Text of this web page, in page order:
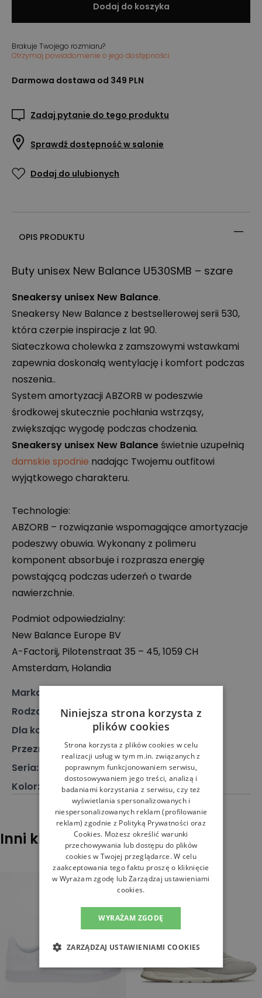
Dodaj do koszyka
Brakuje Twojego rozmiaru?
Otrzymaj powiadomienie o jego dostępności
Darmowa dostawa od 349 PLN
Zadaj pytanie do tego produktu
Sprawdź dostępność w salonie
Dodaj do ulubionych
OPIS PRODUKTU
Buty unisex New Balance U530SMB – szare
Sneakersy unisex New Balance.
Sneakersy New Balance z bestsellerowej serii 530,
która czerpie inspiracje z lat 90.
Siateczkowa cholewka z zamszowymi wstawkami
zapewnia doskonałą wentylację i komfort podczas
noszenia..
System amortyzacji ABZORB w podeszwie
środkowej skutecznie pochłania wstrząsy,
zwiększając wygodę podczas chodzenia.
Sneakersy unisex New Balance świetnie uzupełnią
damskie spodnie nadając Twojemu outfitowi
wyjątkowego charakteru.
Technologie:
ABZORB – rozwiązanie wspomagające amortyzacje
podeszwy obuwia. Wykonany z polimeru
komponent absorbuje i rozprasza energię
powstającą podczas uderzeń o twarde
nawierzchnie.
Podmiot odpowiedzialny:
New Balance Europe BV
A-Factorij, Pilotenstraat 35 – 45, 1059 CH
Amsterdam, Holandia
Marka
Rodzaj
Obuwie, Sneakersy
Dla kogo
Dla niego, Dla niej
Przeznaczenie: Buty klasyczne
Seria:
Kolor: Szary
Inni klienci sprawdzali również
Niniejsza strona korzysta z
plików cookies
Strona korzysta z plików cookies w celu
realizacji usług w tym m.in. związanych z
poprawnym funkcjonowaniem serwisu,
dostosowywaniem jego treści, analizą i
badaniami korzystania z serwisu, czy też
wyświetlania spersonalizowanych i
niespersonalizowanych reklam (profilowanie
reklam) zgodnie z Polityką Prywatności oraz
Cookies. Możesz określić warunki
przechowywania lub dostępu do plików
cookies w Twojej przeglądarce. W celu
zaakceptowania tego faktu proszę o kliknięcie
w Wyrażam zgodę lub Zarządzaj ustawieniami
cookies.
WYRAŻAM ZGODĘ
ZARZĄDZAJ USTAWIENIAMI COOKIES